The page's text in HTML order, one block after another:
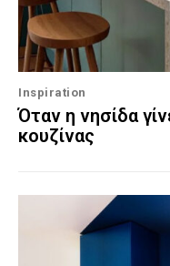
Inspiration
Όταν η νησίδα
κουζίνας